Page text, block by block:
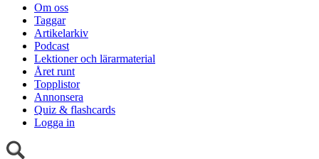
Om oss
Taggar
Artikelarkiv
Podcast
Lektioner och lärarmaterial
Året runt
Topplistor
Annonsera
Quiz & flashcards
Logga in